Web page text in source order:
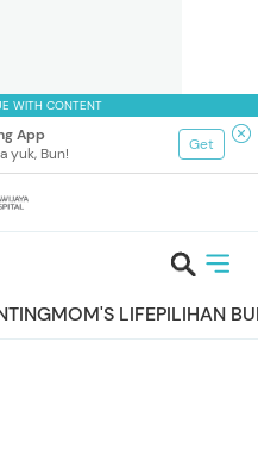
WITH CONTENT
App
yuk, Bun!
Get
MOM'S LIFEPILIHAN